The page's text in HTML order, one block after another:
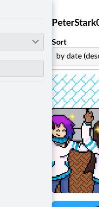
Sort
by date
Fan Art by
01/04/